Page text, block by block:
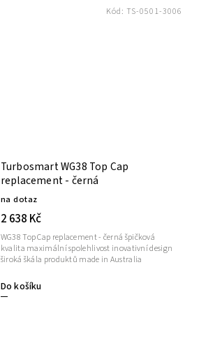
Turbosmart WG38 Top Cap
replacement - černá
na dotaz
2 638 Kč
Do košíku
WG38 Top Cap replacement - černá špičková
kvalita maximální spolehlivost inovativní design
široká škála produktů made in Australia
Kód: TS-0501-3006